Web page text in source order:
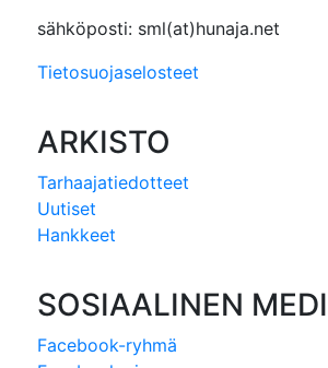
sähköposti: sml(at)hunaja.net
Tietosuojaselosteet
ARKISTO
Tarhaajatiedotteet
Uutiset
Hankkeet
SOSIAALINEN
Facebook-ryhmä